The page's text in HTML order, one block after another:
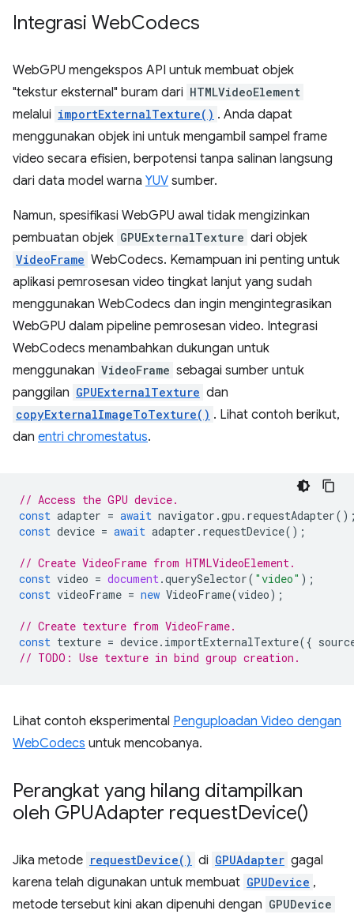
Integrasi WebCodecs
WebGPU mengekspos API untuk membuat objek
"tekstur eksternal" buram dari HTMLVideoElement
melalui importExternalTexture() . Anda dapat
menggunakan objek ini untuk mengambil sampel frame
video secara efisien, berpotensi tanpa salinan langsung
dari data model warna YUV sumber.
Namun, spesifikasi WebGPU awal tidak mengizinkan
pembuatan objek GPUExternalTexture dari objek
VideoFrame WebCodecs. Kemampuan ini penting untuk
aplikasi pemrosesan video tingkat lanjut yang sudah
menggunakan WebCodecs dan ingin mengintegrasikan
WebGPU dalam pipeline pemrosesan video. Integrasi
WebCodecs menambahkan dukungan untuk
menggunakan VideoFrame sebagai sumber untuk
panggilan GPUExternalTexture dan
copyExternalImageToTexture() . Lihat contoh berikut,
dan entri chromestatus.
// Access the GPU device.
const adapter = await navigator .gpu . requestAdapter
const device = await adapter . requestDevice();
// Create VideoFrame from HTMLVideoElement.
const video = document.querySelector( "video" );
const videoFrame = new VideoFrame(video);
// Create texture from VideoFrame.
const texture = device. importExternalTexture({
// TODO: Use texture in bind group creation.
Lihat contoh eksperimental Penguploadan Video dengan
WebCodecs untuk mencobanya.
Perangkat yang hilang ditampilkan
oleh GPUAdapter requestDevice()
Jika metode requestDevice() di GPUAdapter gagal
karena telah digunakan untuk membuat GPUDevice ,
metode tersebut kini akan dipenuhi dengan GPUDevice